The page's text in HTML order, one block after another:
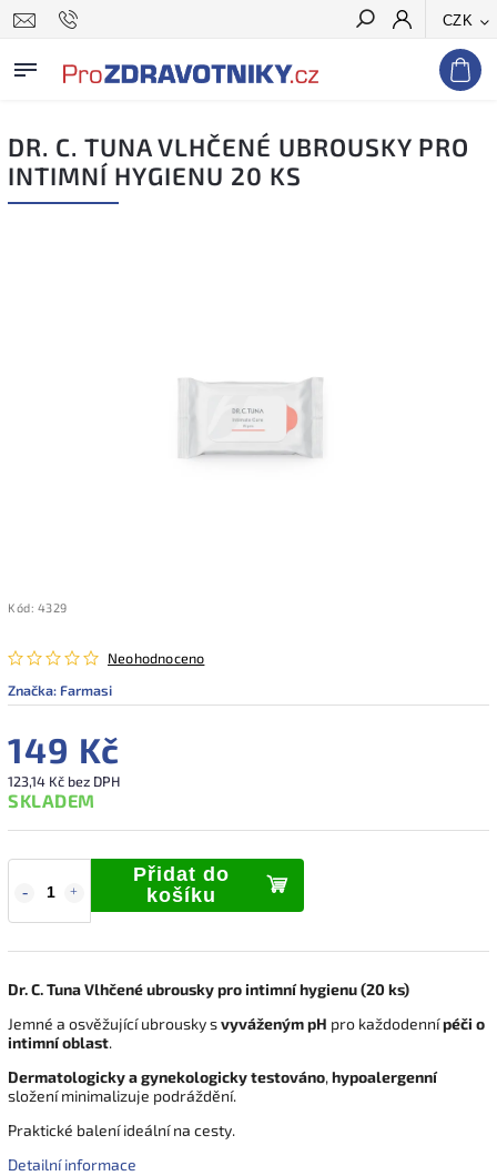
CZK
Hledat
DR. C. TUNA VLHČENÉ UBROUSKY PRO
INTIMNÍ HYGIENU 20 KS
Kód: 4329
Neohodnoceno
Značka: Farmasi
149 Kč
123,14 Kč bez DPH
SKLADEM
Přidat do
košíku
Dr. C. Tuna Vlhčené ubrousky pro intimní hygienu (20 ks)
Jemné a osvěžující ubrousky svyváženým pH pro každodennípéči o
intimní oblast.
Dermatologicky a gynekologicky testováno,hypoalergenní
složení minimalizuje podráždění.
Praktické balení ideální na cesty.
Detailní informace